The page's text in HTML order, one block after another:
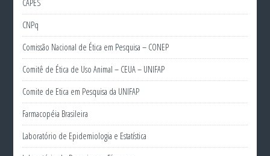
CAPES
CNPq
Comissão Nacional de Ética em Pesquisa – CONEP
Comitê de Ética de Uso Animal – CEUA – UNIFAP
Comite de Etica em Pesquisa da UNIFAP
Farmacopéia Brasileira
Laboratório de Epidemiologia e Estatística